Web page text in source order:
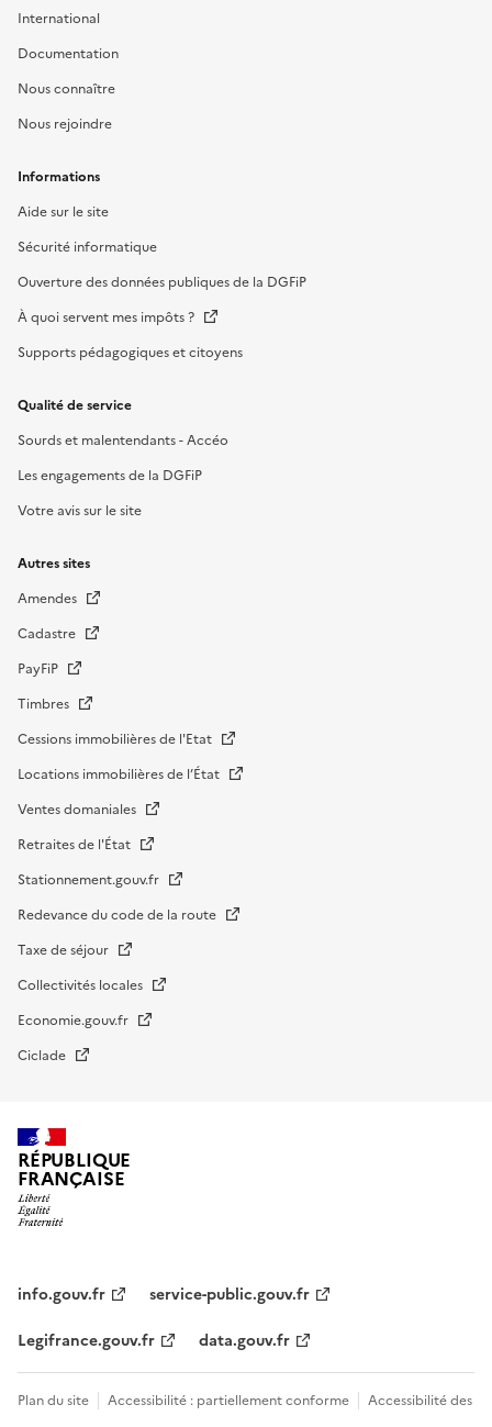
International
Documentation
Nous connaître
Nous rejoindre
Informations
Aide sur le site
Sécurité informatique
Ouverture des données publiques de la DGFiP
À quoi servent mes impôts ?
Supports pédagogiques et citoyens
Qualité de service
Sourds et malentendants - Accéo
Les engagements de la DGFiP
Votre avis sur le site
Autres sites
Amendes
Cadastre
PayFiP
Timbres
Cessions immobilières de l'Etat
Locations immobilières de l’État
Ventes domaniales
Retraites de l'État
Stationnement.gouv.fr
Redevance du code de la route
Taxe de séjour
Collectivités locales
Economie.gouv.fr
Ciclade
RÉPUBLIQUE
FRANÇAISE
institutionnel
info.gouv.fr
service-public.gouv.fr
Legifrance.gouv.fr
data.gouv.fr
Menu
Plan du site Accessibilité : partiellement conforme Accessibilité des